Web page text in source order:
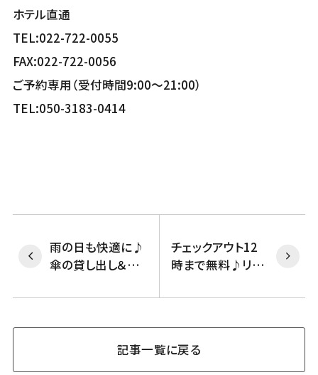
ホテル直通
TEL:022-722-0055
FAX:022-722-0056
ご予約専用（受付時間9:00～21:00）
TEL:050-3183-0414
雨の日も快適に♪
傘の貸し出し＆販
チェックアウト12
時まで無料♪リッ
ラブ特典紹介
記事一覧に戻る